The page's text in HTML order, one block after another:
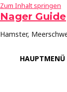
Zum Inhalt springen
Nager Guide
Hamster,
HAUPTMENÜ